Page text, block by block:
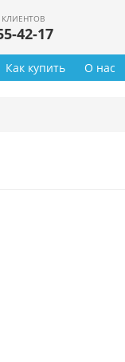
42-17
Как купить О нас